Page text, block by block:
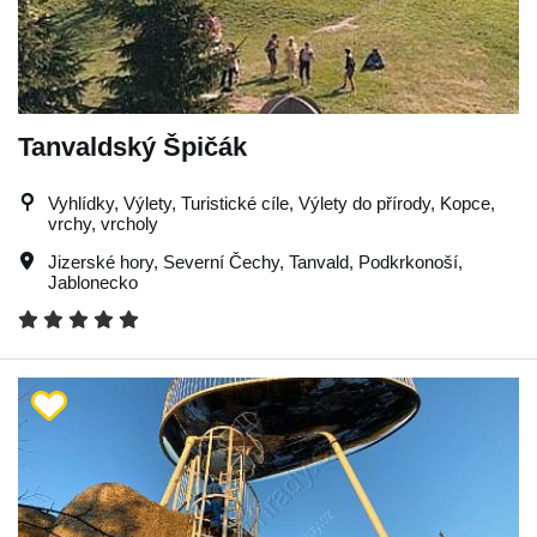
Tanvaldský Špičák
Vyhlídky, Výlety, Turistické cíle, Výlety do přírody, Kopce,
vrchy, vrcholy
Jizerské hory, Severní Čechy, Tanvald, Podkrkonoší,
Jablonecko